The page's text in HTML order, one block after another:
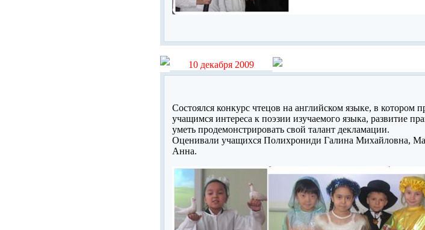
10 декабря 2009
Состоялся конкурс чтецов на английском языке, в котором
учащимся интереса к поэзии изучаемого языка, развитие
уметь продемонстрировать свой талант декламации.
Оценивали учащихся Полихрониди Галина Михайловна,
Анна.